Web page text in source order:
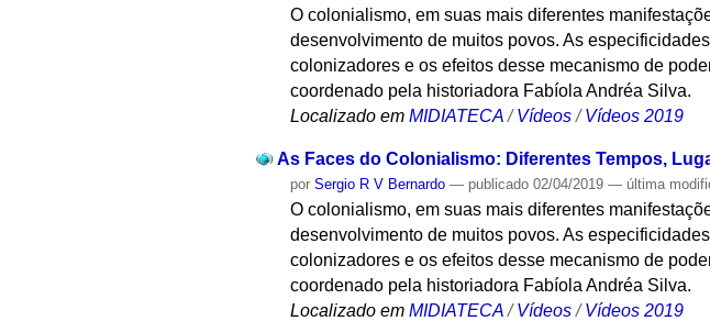
O colonialismo, em suas mais diferentes
desenvolvimento de muitos povos. As
colonizadores e os efeitos desse mecanismo de
coordenado pela historiadora Fabíola Andréa Silva.
Localizado em MIDIATECA /Vídeos /Vídeos 2019
As Faces do Colonialismo: Diferentes Tempos,
porSergio R V Bernardo — publicado 02/04/2019— última
O colonialismo, em suas mais diferentes
desenvolvimento de muitos povos. As
colonizadores e os efeitos desse mecanismo de
coordenado pela historiadora Fabíola Andréa Silva.
Localizado em MIDIATECA /Vídeos /Vídeos 2019